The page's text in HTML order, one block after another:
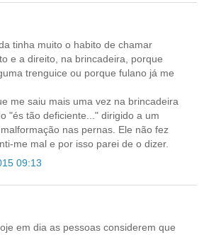
tinha muito o habito de chamar
e a direito, na brincadeira, porque
trenguice ou porque fulano já me
me saiu mais uma vez na brincadeira
"és tão deficiente..." dirigido a um
nas pernas. Ele não fez
me mal e por isso parei de o dizer.
09:13
em dia as pessoas considerem que